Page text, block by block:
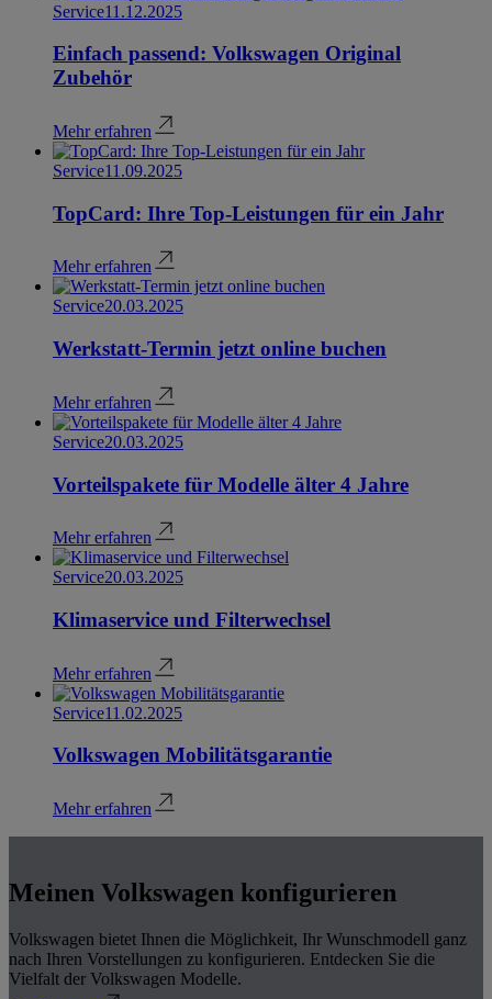
Service11.12.2025
Einfach passend: Volkswagen Original
Zubehör
Mehr erfahren
Service11.09.2025
TopCard: Ihre Top-Leistungen für ein Jahr
Mehr erfahren
Service20.03.2025
Werkstatt-Termin jetzt online buchen
Mehr erfahren
Service20.03.2025
Vorteilspakete für Modelle älter 4 Jahre
Mehr erfahren
Service20.03.2025
Klimaservice und Filterwechsel
Mehr erfahren
Service11.02.2025
Volkswagen Mobilitätsgarantie
Mehr erfahren
Meinen Volkswagen konfigurieren
Volkswagen bietet Ihnen die Möglichkeit, Ihr Wunschmodell ganz
nach Ihren Vorstellungen zu konfigurieren. Entdecken Sie die
Vielfalt der Volkswagen Modelle.